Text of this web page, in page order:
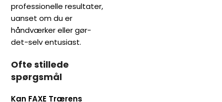
professionelle resultater,
uanset om du er
håndværker eller gør-
det-selv entusiast.
Ofte stillede
spørgsmål
Kan FAXE Trærens